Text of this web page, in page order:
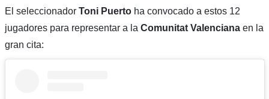
El seleccionador Toni Puertoha convocado a estos 12
jugadores para representar a la Comunitat Valencianaen la
gran cita: